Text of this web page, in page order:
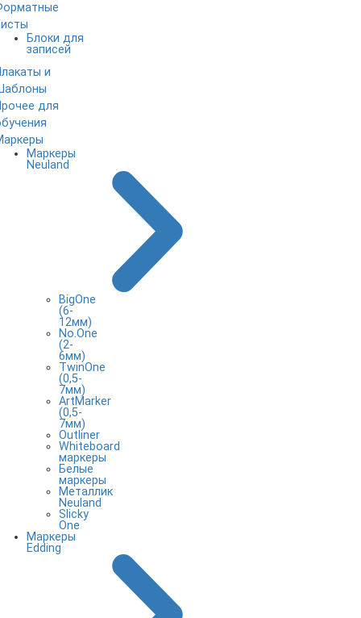
Блоки для
записей
и
для
Маркеры
Neuland
BigOne
(6-
12мм)
No.One
(2-
6мм)
TwinOne
(0,5-
7мм)
ArtMarker
(0,5-
7мм)
Outliner
Whiteboard
маркеры
Белые
маркеры
Металлик
Neuland
Slicky
One
Маркеры
Edding